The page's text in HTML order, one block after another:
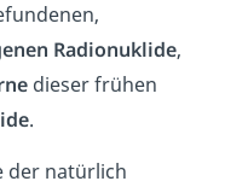
Radionuklide,
dieser frühen
.
der natürlich